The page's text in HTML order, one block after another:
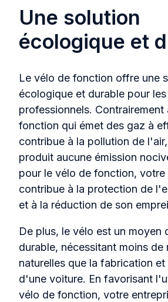
Une solution
écologique et
Le vélo de fonction offre une
écologique et durable pour
professionnels. Contrairement
fonction qui émet des gaz à
contribue à la pollution de
produit aucune émission
pour le vélo de fonction, votre
contribue à la protection de
et à la réduction de son
De plus, le vélo est un moyen
durable, nécessitant moins de
naturelles que la fabrication
d'une voiture. En favorisant
vélo de fonction, votre